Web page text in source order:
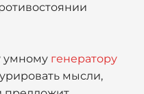
умному генератору
мысли,